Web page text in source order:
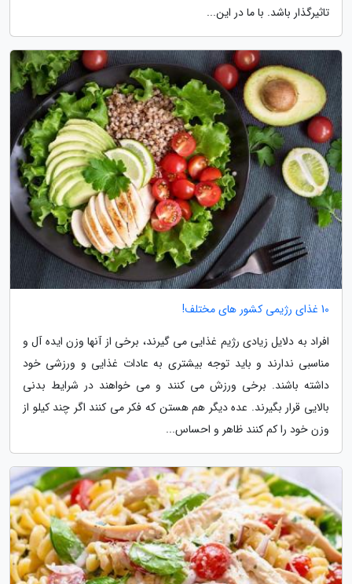
تاثیرگذار باشد. با ما در این...
10 غذای رژیمی کشور های مختلف!
افراد به دلایل زیادی رژیم غذایی می گیرند، برخی از آنها وزن ایده آل و
مناسبی ندارند و باید توجه بیشتری به عادات غذایی و ورزشی خود
داشته باشند. برخی ورزش می کنند و می خواهند در شرایط بدنی
بالایی قرار بگیرند. عده دیگر هم هستن که فکر می کنند اگر چند کیلو از
وزن خود را کم کنند ظاهر و احساس...